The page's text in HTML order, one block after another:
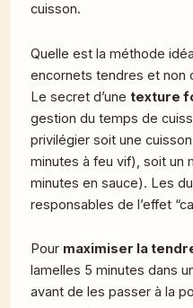
cuisson.
Quelle est la méthode
encornets tendres et non
Le secret d’une texture
gestion du temps de
privilégier soit une
minutes à feu vif), soit un
minutes en sauce). Les
responsables de l’effet
Pour maximiser la
lamelles 5 minutes dans
avant de les passer à la